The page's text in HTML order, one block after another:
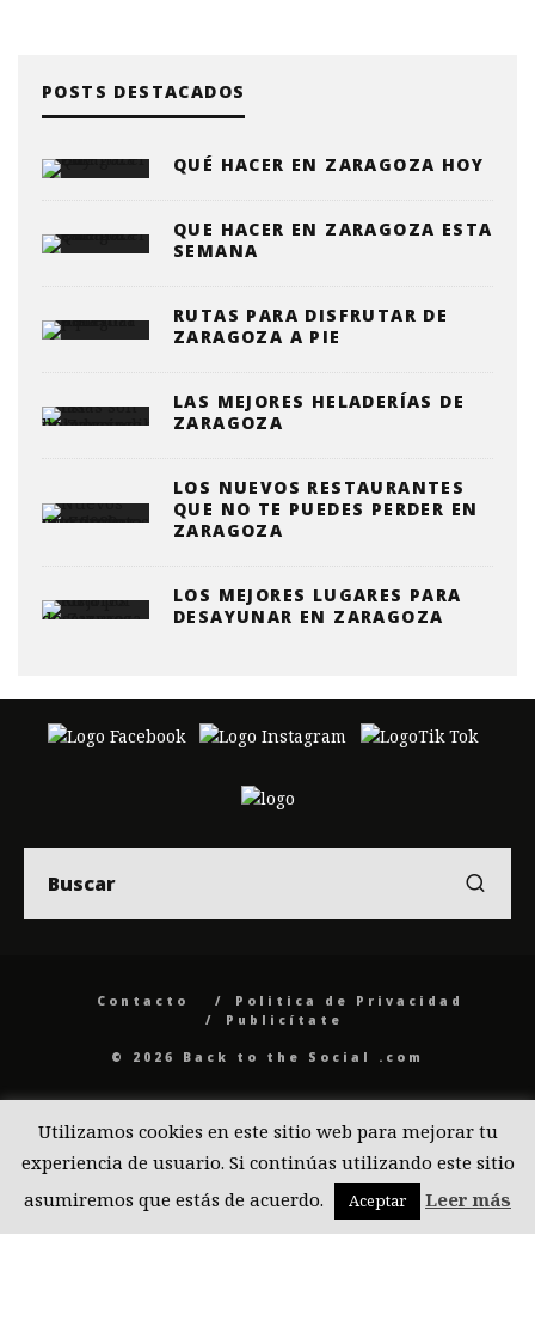
POSTS DESTACADOS
QUÉ HACER EN ZARAGOZA HOY
QUE HACER EN ZARAGOZA ESTA
SEMANA
RUTAS PARA DISFRUTAR DE
ZARAGOZA A PIE
LAS MEJORES HELADERÍAS DE
ZARAGOZA
LOS NUEVOS RESTAURANTES
QUE NO TE PUEDES PERDER EN
ZARAGOZA
LOS MEJORES LUGARES PARA
DESAYUNAR EN ZARAGOZA
Contacto
Politica de Privacidad
Publicítate
© 2026 Back to the Social .com
Utilizamos cookies en este sitio web para mejorar tu
experiencia de usuario. Si continúas utilizando este sitio
asumiremos que estás de acuerdo.
Aceptar Leer más